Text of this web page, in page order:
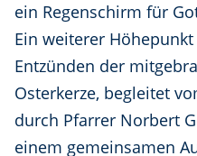
ein Regenschirm für
Ein weiterer
Entzünden der
Osterkerze, begleitet
durch Pfarrer Norbert
einem gemeinsamen